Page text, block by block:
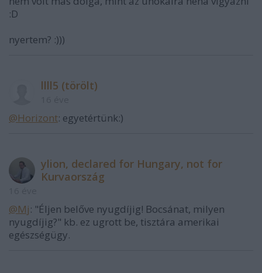
:D
nyertem? :)))
llll5 (törölt)
@Horizont: egyetértünk:)
ylion, declared for Hungary, not for
Kurvaország
@Mj: "Éljen belőve nyugdíjig! Bocsánat, milyen
nyugdíjig?" kb. ez ugrott be, tisztára amerikai
egészségügy.